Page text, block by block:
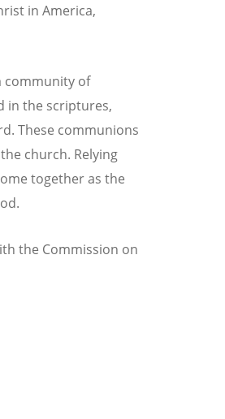
in America,
community of
in the scriptures,
These communions
church. Relying
together as the
the Commission on